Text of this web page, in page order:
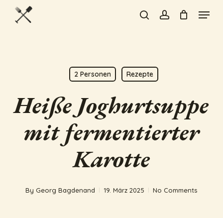
Skip
searchaccount
Menu
2 Personen Rezepte
Heiße Joghurtsuppe
mit fermentierter
Karotte
By Georg Bagdenand 19. März 2025 No Comments